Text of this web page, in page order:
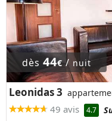
dès 44€/ nuit
Leonidas 3
49 avis 4.7